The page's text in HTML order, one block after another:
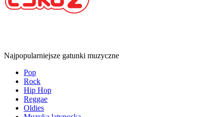
Najpopularniejsze gatunki muzyczne
Pop
Rock
Hip Hop
Reggae
Oldies